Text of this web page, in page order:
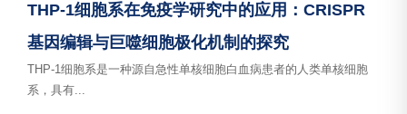
THP-1细胞系在免疫学研究中的应用：CRISPR
基因编辑与巨噬细胞极化机制的探究
THP-1细胞系是一种源自急性单核细胞白血病患者的人类单核细胞
系，具有...